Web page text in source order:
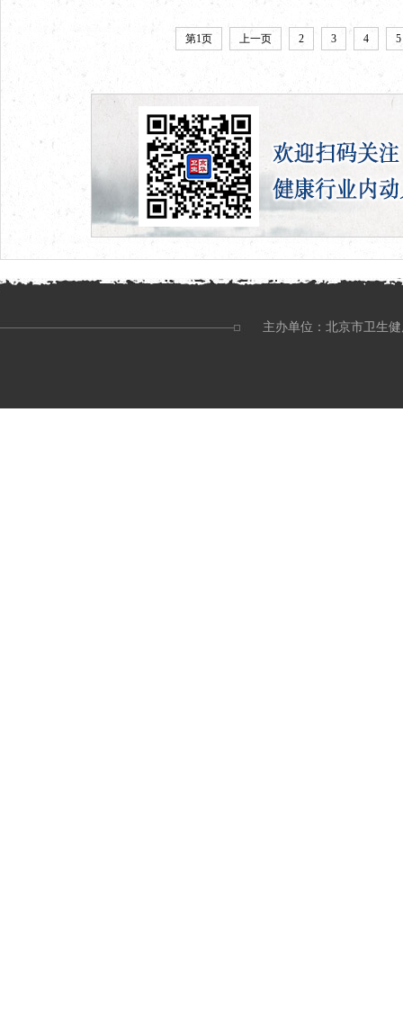
第1页 上一页 2 3 4 5
主办单位：北京市卫生